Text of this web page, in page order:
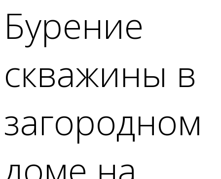
Бурение
скважины в
загородном